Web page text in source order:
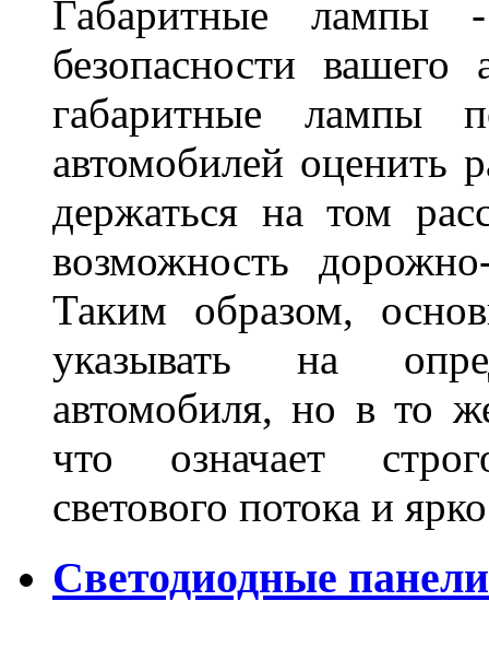
Габаритные лампы
безопасности
габаритные лампы
автомобилей оценить
держаться на том
возможность
Таким образом,
указывать на
автомобиля, но в то
что означает
светового потока и
Светодиодные